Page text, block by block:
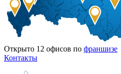
Открыто 12 офисов по франшизе
Контакты